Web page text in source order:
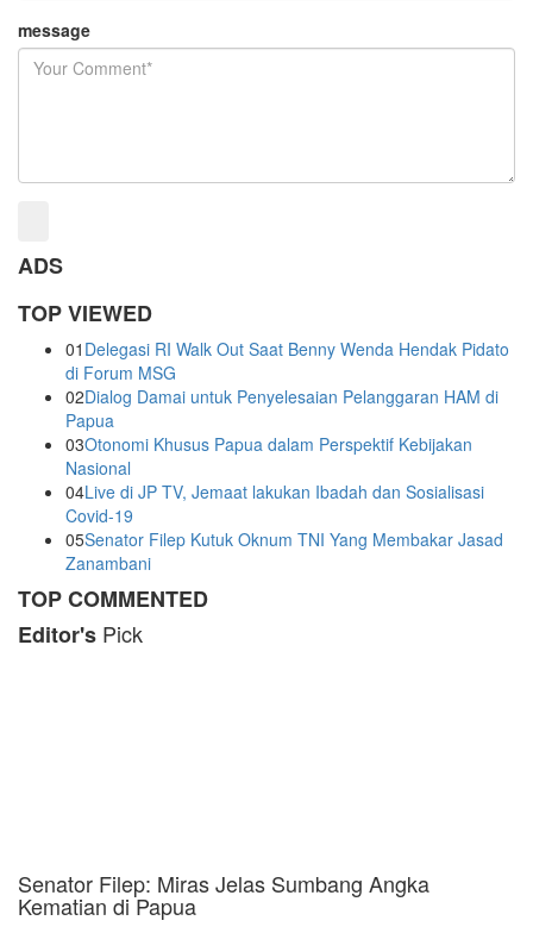
message
ADS
TOP VIEWED
01 Delegasi RI Walk Out Saat Benny Wenda Hendak Pidato
di Forum MSG
02Dialog Damai untuk Penyelesaian Pelanggaran HAM di
Papua
03Otonomi Khusus Papua dalam Perspektif Kebijakan
Nasional
04Live di JP TV, Jemaat lakukan Ibadah dan Sosialisasi
Covid-19
05Senator Filep Kutuk Oknum TNI Yang Membakar Jasad
Zanambani
TOP COMMENTED
Editor's Pick
Senator Filep: Miras Jelas Sumbang Angka
Kematian di Papua